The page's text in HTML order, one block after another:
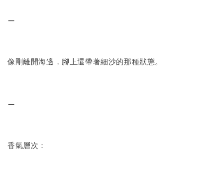
—
像剛離開海邊，腳上還帶著細沙的那種狀態。
—
香氣層次：